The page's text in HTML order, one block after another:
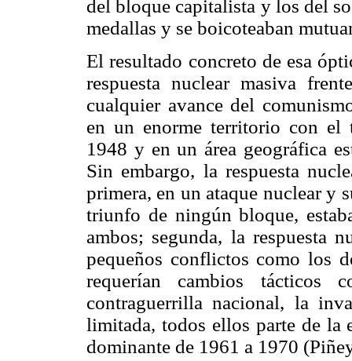
del bloque capitalista y los del
medallas y se boicoteaban
El resultado concreto de esa
respuesta nuclear masiva
cualquier avance del
en un enorme territorio con
1948 y en un área geográfica
Sin embargo, la respuesta
primera, en un ataque nuclear y
triunfo de ningún bloque,
ambos; segunda, la respuesta
pequeños conflictos como los
requerían cambios tácticos
contraguerrilla nacional, la
limitada, todos ellos parte de la
dominante de 1961 a 1970